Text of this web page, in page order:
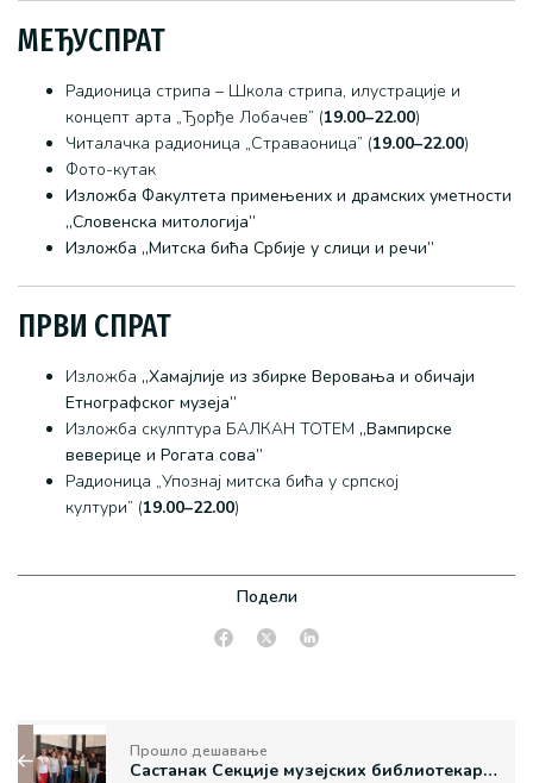
МЕЂУСПРАТ
Радионица стрипа – Школа стрипа, илустрације и
концепт арта „Ђорђе Лобачев” (19.00–22.00)
Читалачка радионица „Страваоница” (19.00–22.00)
Фото-кутак
Изложба Факултета примењених и драмских уметности
„Словенска митологија”
Изложба „Митска бића Србије у слици и речи”
ПРВИ СПРАТ
Изложба „Хамајлије из збирке Веровања и обичаји
Етнографског музеја”
Изложба скулптура БАЛКАН ТОТЕМ „Вампирске
веверице и Рогата сова”
Радионица „Упознај митска бића у српској
култури” (19.00–22.00)
Подели
Прошло дешавање
Састанак Секције музејских библиотекара и књижничара у Етнографском музеју